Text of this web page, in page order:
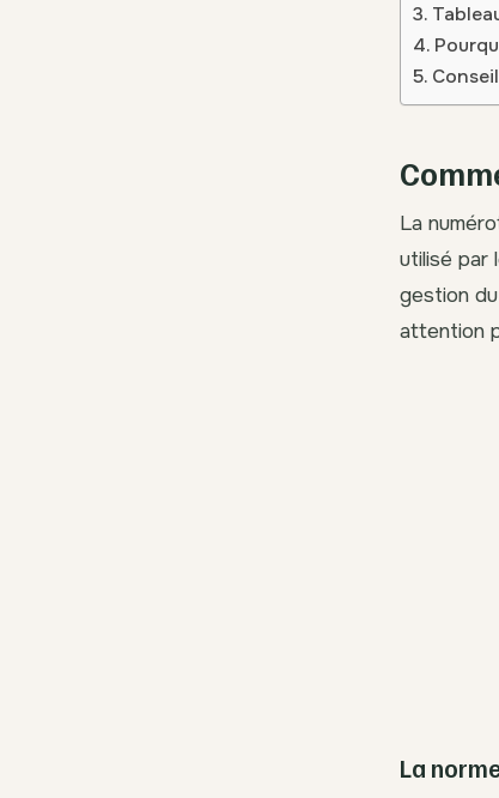
La
utilisé par
gestion
attention
La